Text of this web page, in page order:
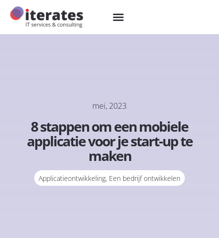
mei, 2023
8 stappen om een mobiele
applicatie voor je start-up te
maken
Applicatieontwikkeling, Een bedrijf ontwikkelen